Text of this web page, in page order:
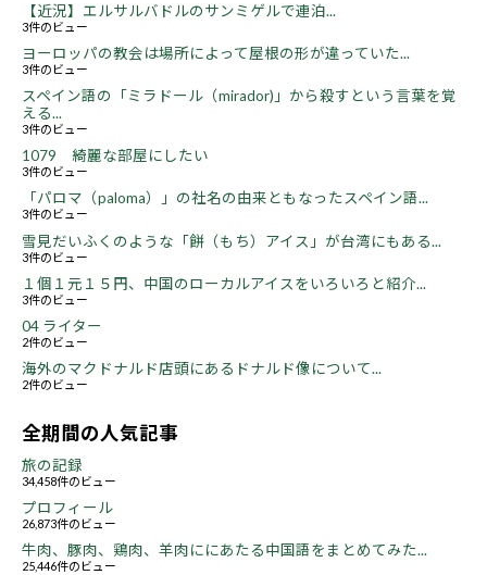
【近況】エルサルバドルのサンミゲルで連泊...
3件のビュー
ヨーロッパの教会は場所によって屋根の形が違っていた...
3件のビュー
スペイン語の「ミラドール（mirador)」から殺すという言葉を覚
える...
3件のビュー
1079 綺麗な部屋にしたい
3件のビュー
「パロマ（paloma）」の社名の由来ともなったスペイン語...
3件のビュー
雪見だいふくのような「餅（もち）アイス」が台湾にもある...
3件のビュー
１個１元１５円、中国のローカルアイスをいろいろと紹介...
3件のビュー
04 ライター
2件のビュー
海外のマクドナルド店頭にあるドナルド像について...
2件のビュー
全期間の人気記事
旅の記録
34,458件のビュー
プロフィール
26,873件のビュー
牛肉、豚肉、鶏肉、羊肉ににあたる中国語をまとめてみた...
25,446件のビュー